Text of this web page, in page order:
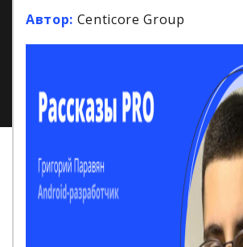
Автор: Centicore Group